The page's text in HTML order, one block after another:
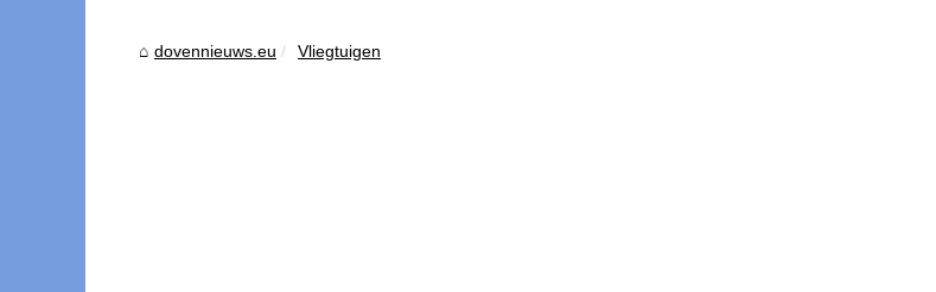
dovennieuws.eu Vliegtuigen